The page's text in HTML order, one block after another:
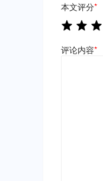
本文评分*
评论内容*